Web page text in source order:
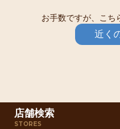
お手数ですが、こち
近く
店舗検索
STORES